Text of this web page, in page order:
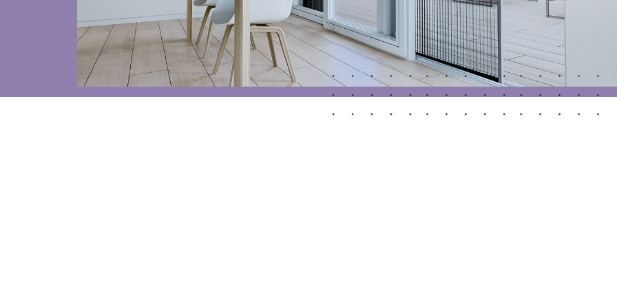
Cortinas exteriores Toldos Portas Automáticas